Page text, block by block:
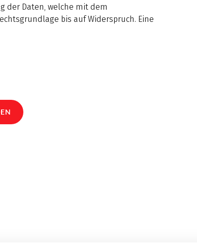
der Daten, welche mit dem
bis auf Widerspruch. Eine